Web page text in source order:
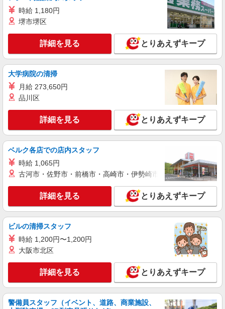
詳細を見る
パート
販売スタッフ
アルバイト・パート：時給1,500円 ※入社2ヶ
月限定の時給（条件：3ヶ月以上勤務できる方）
沖縄県豊見城市豊崎1-188 沖縄アウトレット
キープ 詳細を見る
正社員
パーリーゲイツ
販売スタッフ
正社員：月給170,000円〜 ※経験・能力により
優遇します。
沖縄県豊見城市豊崎1-188 沖縄アウトレット
モールあしびなー 1F
キープ 詳細を見る
BEAMS OUTLET
アパレル販売スタッフ（フルタイム勤務）
アルバイト・パート： 時給1,330円〜 ※試用
期間約3ヵ月は1,280円 ※経験・能力により優遇し
時給 1,180円
堺市堺区
詳細を見る とりあえずキープ
大学病院の清掃
月給 273,650円
品川区
詳細を見る とりあえずキープ
ベルク各店での店内スタッフ
時給 1,065円
古河市・佐野市・前橋市・高崎市・伊勢崎市・太田市・館林市
詳細を見る とりあえずキープ
ビルの清掃スタッフ
時給 1,200円〜1,200円
大阪市北区
詳細を見る とりあえずキープ
警備員スタッフ（イベント、道路、商業施設、